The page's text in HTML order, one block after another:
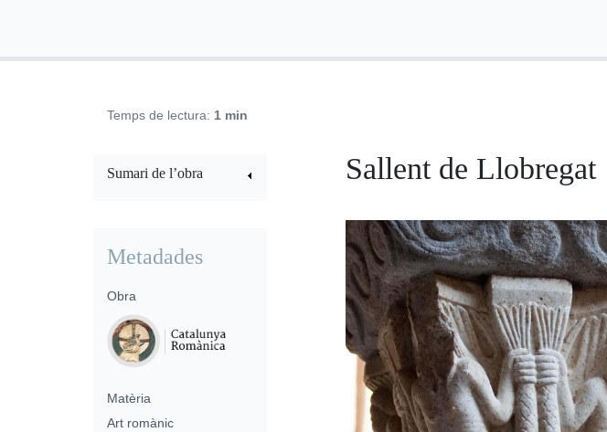
Temps de lectura: 1 min
Sallent de Llobregat
Sumari de l’obra
Metadades
Obra
Matèria
Art romànic